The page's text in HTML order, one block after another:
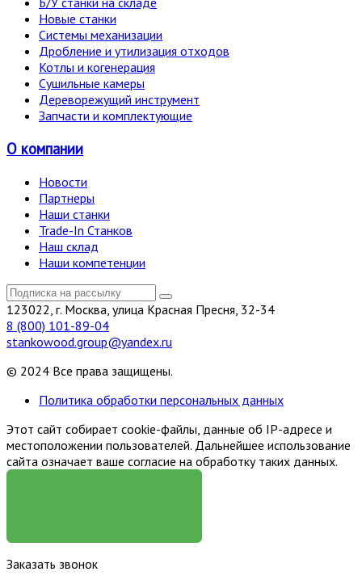
Новые станки
Системы механизации
Дробление и утилизация отходов
Котлы и когенерация
Сушильные камеры
Дереворежущий инструмент
Запчасти и комплектующие
О компании
Новости
Партнеры
Наши станки
Trade-In Станков
Наш склад
Наши компетенции
123022, г. Москва, улица Красная Пресня, 32-34
8 (800) 101-89-04
stankowood.group@yandex.ru
© 2024 Все права защищены.
Политика обработки персональных данных
Этот сайт собирает cookie-файлы, данные об IP-адресе и
местоположении пользователей. Дальнейшее использование
сайта означает ваше согласие на обработку таких данных.
Заказать звонок